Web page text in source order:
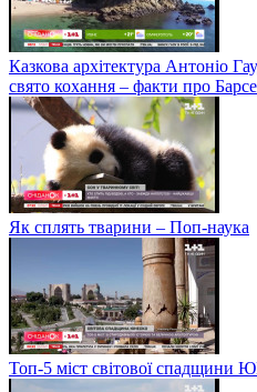
Казкова архітектура Антоніо
свято кохання – факти про
Як сплять тварини – Поп-наука
Топ-5 міст світової